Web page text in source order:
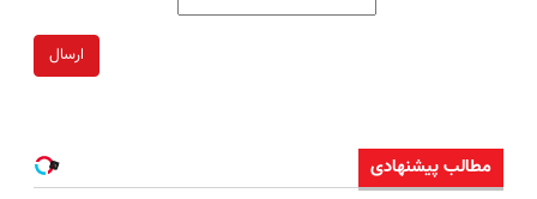
ارسال
مطالب پیشنهادی